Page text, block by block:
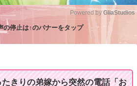
Powered by GliaStudios
の停止は↑のバナーをタップ
きりの弟嫁から突然の電話「お